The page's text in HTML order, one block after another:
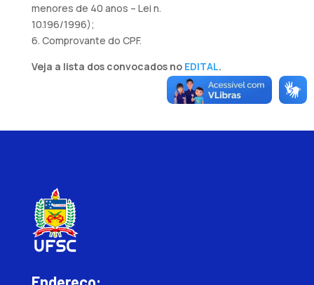
menores de 40 anos – Lei n.
10.196/1996);
6. Comprovante do CPF.
Veja a lista dos convocados no EDITAL.
Endereço: